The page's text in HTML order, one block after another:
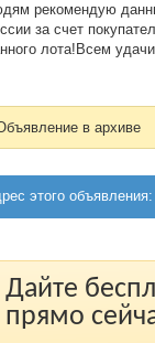
рекомендую
за счет
лота!Всем
в архиве
этого объявления:
Дайте
прямо